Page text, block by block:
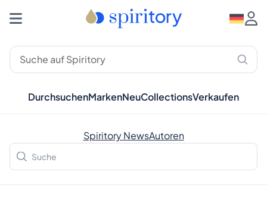
DurchsuchenMarkenNeuCollectionsVerkaufen
Spiritory NewsAutoren